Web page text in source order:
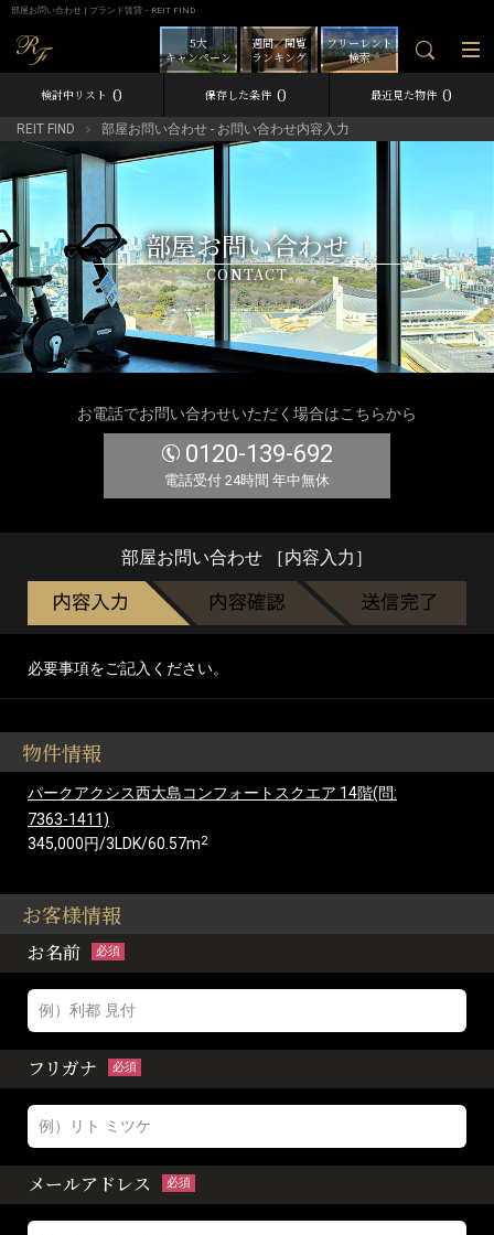
部屋お問い合わせ | ブランド賃貸－REIT FIND
フリーレント
検索
週間／閲覧
ランキング
5大
キャンペーン
検討中リスト 0 保存した条件 0 最近見た物件 0
REIT FIND 部屋お問い合わせ - お問い合わせ内容入力
部屋お問い合わせ
CONTACT
お電話でお問い合わせいただく場合はこちらから
0120-139-692
電話受付 24時間 年中無休
部屋お問い合わせ ［内容入力］
必要事項をご記入ください。
物件情報
パークアクシス西大島コンフォートスクエア 14階(問:
7363-1411)
345,000円/3LDK/60.57m2
お客様情報
お名前 必須
フリガナ 必須
メールアドレス 必須